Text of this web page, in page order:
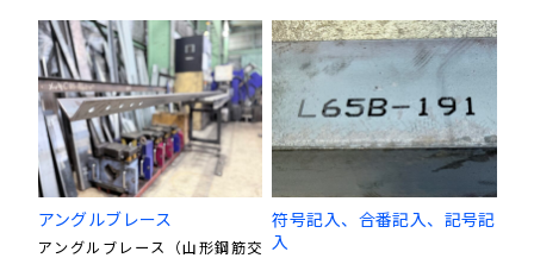
アングルブレース
アングルブレース（山形鋼筋交
符号記入、合番記入、記号記
入